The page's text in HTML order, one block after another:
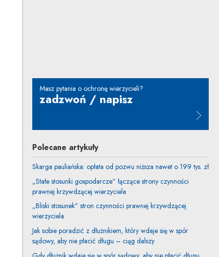
Masz pytania o ochronę wierzycieli?
zadzwoń / napisz
Uwaga, link zostanie otwarty w
Polecane artykuły
Skarga pauliańska: opłata od pozwu niższa nawet o 199 tys. zł
„Stałe stosunki gospodarcze” łączące strony czynności
prawnej krzywdzącej wierzyciela
„Bliski stosunek” stron czynności prawnej krzywdzącej
wierzyciela
Jak sobie poradzić z dłużnikiem, który wdaje się w spór
sądowy, aby nie płacić długu – ciąg dalszy